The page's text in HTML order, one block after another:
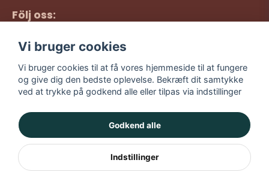
Följ oss:
Facebook
TikTok
YouTube
kr
Vi bruger cookies
Vi bruger cookies til at få vores hjemmeside til at fungere
og give dig den bedste oplevelse. Bekræft dit samtykke
ved at trykke på godkend alle eller tilpas via indstillinger
Godkend alle
Indstillinger